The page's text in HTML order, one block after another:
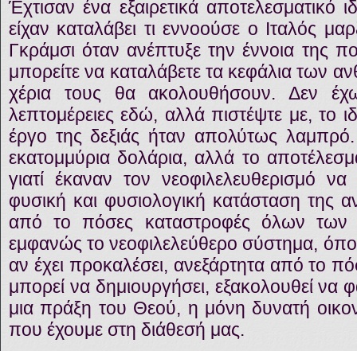
Έχτισαν ένα εξαιρετικά αποτελεσματικό
είχαν καταλάβει τι εννοούσε ο Ιταλός
Γκράμσι όταν ανέπτυξε την έννοια της
μπορείτε να καταλάβετε τα κεφάλια των
χέρια τους θα ακολουθήσουν. Δεν
λεπτομέρειες εδώ, αλλά πιστέψτε με, το
έργο της δεξιάς ήταν απολύτως
εκατομμύρια δολάρια, αλλά το
γιατί έκαναν τον νεοφιλελευθερισμό
φυσική και φυσιολογική κατάσταση της
από το πόσες καταστροφές όλων των
εμφανώς το νεοφιλελεύθερο σύστημα,
αν έχει προκαλέσει, ανεξάρτητα από το
μπορεί να δημιουργήσει, εξακολουθεί να
μια πράξη του Θεού, η μόνη δυνατή
που έχουμε στη διάθεσή μας.